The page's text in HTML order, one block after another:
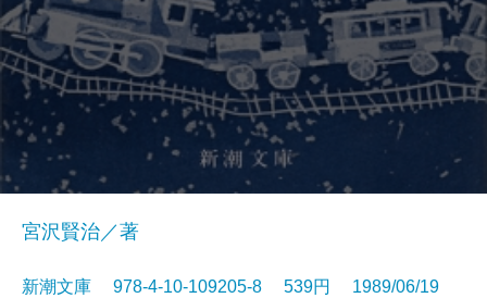
宮沢賢治／著
新潮文庫 978-4-10-109205-8 539円 1989/06/19